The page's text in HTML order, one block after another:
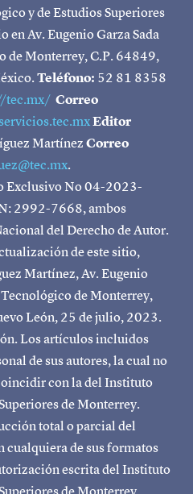
y de Estudios Superiores
Av. Eugenio Garza Sada
de Monterrey, C.P. 64849,
Teléfono: 52 81 8358
tec.mx/ Correo
Editor
MartínezCorreo
.
Exclusivo No 04-2023-
2992-7668, ambos
del Derecho de Autor.
de este sitio,
Martínez, Av. Eugenio
de Monterrey,
León, 25 de julio, 2023.
Los artículos incluidos
de sus autores, la cual no
con la del Instituto
de Monterrey.
total o parcial del
cualquiera de sus formatos
escrita del Instituto